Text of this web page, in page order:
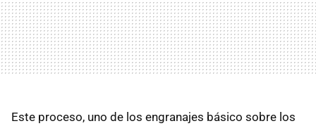
Este proceso, uno de los engranajes básico sobre los